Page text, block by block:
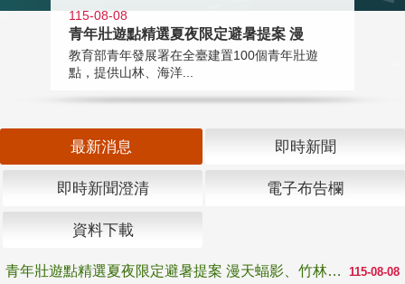
115-08-08
青年壯遊點精選夏夜限定避暑提案 漫
教育部青年發展署在全臺建置100個青年壯遊
點，提供山林、海洋...
最新消息 即時新聞
即時新聞澄清 電子布告欄
資料下載
115-08-08
青年壯遊點精選夏夜限定避暑提案 漫天蝠影、竹林尋蛙、茶香夜觀 邀青年暮色出發